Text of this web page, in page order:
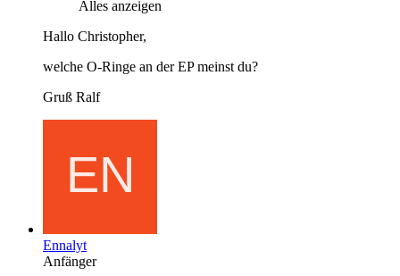
Alles anzeigen
Hallo Christopher,
welche O-Ringe an der EP meinst du?
Gruß Ralf
Ennalyt
Anfänger